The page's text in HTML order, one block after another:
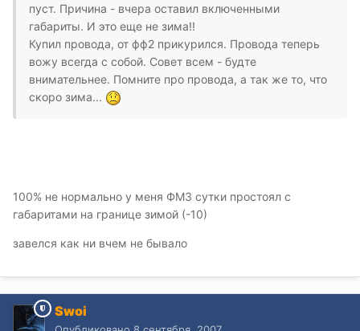
пуст. Причина - вчера оставил включенными
габариты. И это еще не зима!!
Купил провода, от фф2 прикурился. Провода теперь
вожу всегда с собой. Совет всем - будте
внимательнее. Помните про провода, а так же то, что
скоро зима...
100% не нормально у меня ФМ3 сутки простоял с
габаритами на границе зимой (-10)
завелся как ни вчем не бывало
Swoi